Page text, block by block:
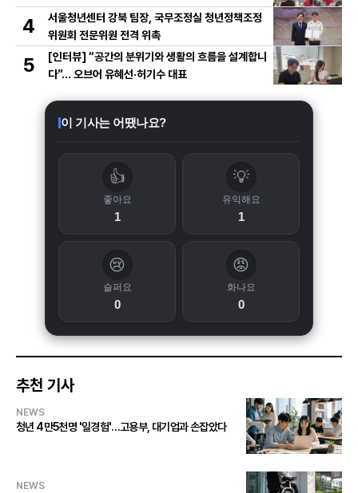
4
서울청년센터 강북 팀장, 국무조정실 청년정책조정
위원회 전문위원 전격 위촉
5
[인터뷰] “공간의 분위기와 생활의 흐름을 설계합니
다”… 오브어 유혜선·허기수 대표
이 기사는 어땠나요?
👍
좋아요
1
💡
유익해요
1
😢
슬퍼요
0
😡
화나요
0
추천 기사
NEWS
청년 4만5천명 '일경험'…고용부, 대기업과 손잡았다
NEWS